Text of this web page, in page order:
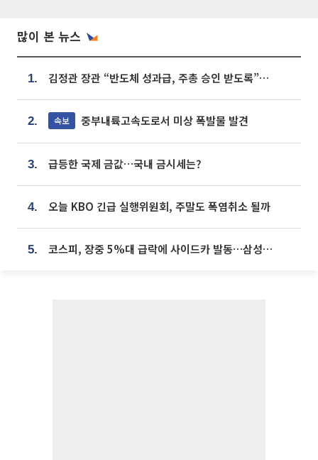
많이 본 뉴스
1. 김정관 장관 “반도체 성과급, 주총 승인 받도록”…상법·자본시장법 개정 시사
2. 속보 중부내륙고속도로서 미상 폭발물 발견
3. 급등한 국제 금값…국내 금시세는?
4. 오늘 KBO 긴급 실행위원회, 주말도 폭염취소 될까
5. 코스피, 장중 5%대 급락에 사이드카 발동…삼성·SK 동반 폭락